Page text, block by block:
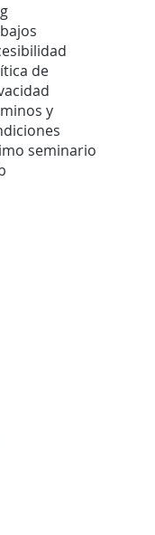
de
y
seminario